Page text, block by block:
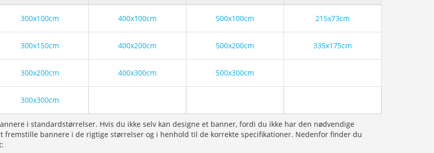
300x100cm 400x100cm 500x100cm 215x73cm
300x150cm 400x200cm 500x200cm 335x175cm
300x200cm 400x300cm 500x300cm
300x300cm
i standardstørrelser. Hvis du ikke selv kan designe et banner, fordi du ikke har den nødvendige
fremstille bannere i de rigtige størrelser og i henhold til de korrekte specifikationer. Nedenfor finder du